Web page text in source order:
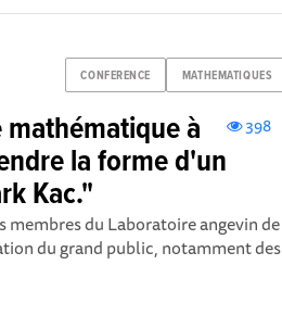
CONFERENCE MATHEMATIQUES
398
à
la forme d'un
Kac."
membres du Laboratoire angevin de
du grand public, notamment des